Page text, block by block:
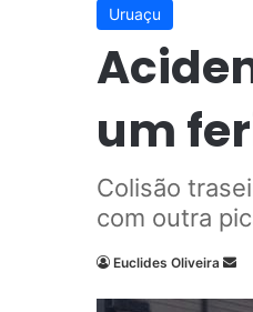
Uruaçu
um
Colisão
com outra
Euclides Oliveira